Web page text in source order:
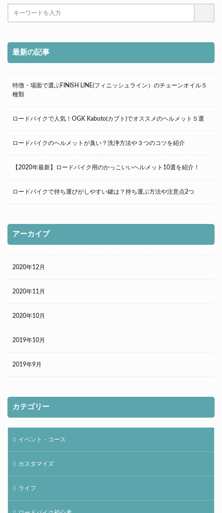
最新の記事
特徴・場面で選ぶFINISH LINE(フィニッシュライン）のチェーンオイル５
種類
ロードバイクで人気！OGK Kabuto(カブト)でオススメのヘルメット５選
ロードバイクのヘルメットが臭い？洗浄方法や３つのコツを紹介
【2020年最新】ロードバイク用のかっこいいヘルメット10選を紹介！
ロードバイクで持ち運びがしやすい鍵は？持ち運ぶ方法や注意点2つ
アーカイブ
2020年12月
2020年11月
2020年10月
2019年10月
2019年9月
カテゴリー
イベント・コース
カスタマイズ
ライフ